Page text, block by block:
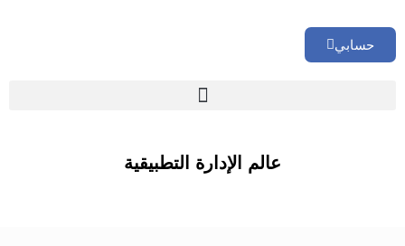
حسابي
عالم الإدارة التطبيقية